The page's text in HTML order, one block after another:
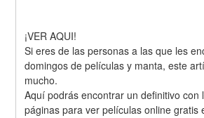
¡VER AQUI!
Si eres de las personas a las que les
domingos de películas y manta, este
mucho.
Aquí podrás encontrar un definitivo con
páginas para ver películas online gratis